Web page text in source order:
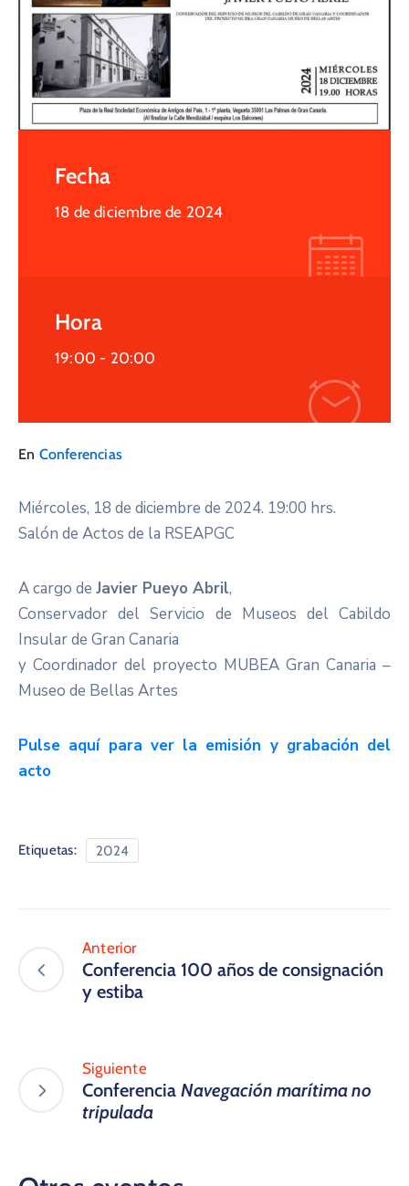
Fecha
18 de diciembre de 2024
Hora
19:00 - 20:00
En Conferencias
Miércoles, 18 de diciembre de 2024. 19:00 hrs.
Salón de Actos de la RSEAPGC
A cargo de Javier Pueyo Abril,
Conservador del Servicio de Museos del Cabildo
Insular de Gran Canaria
y Coordinador del proyecto MUBEA Gran Canaria –
Museo de Bellas Artes
Pulse aquí para ver la emisión y grabación del
acto
Etiquetas: 2024
Anterior
Conferencia 100 años de consignación
y estiba
Siguiente
Conferencia Navegación marítima no
tripulada